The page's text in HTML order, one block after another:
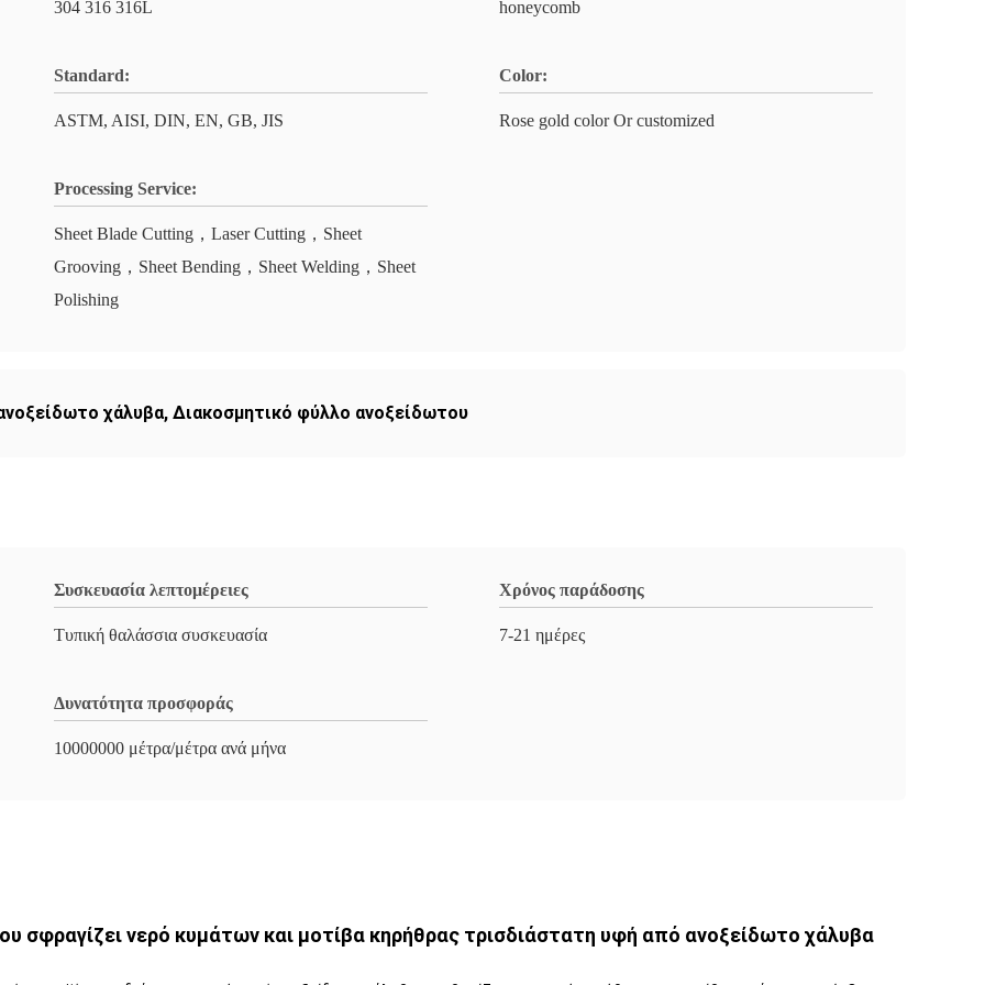
304 316 316L honeycomb
Standard:
ASTM, AISI, DIN, EN, GB, JIS
Color:
Rose gold color Or customized
Processing Service:
Sheet Blade Cutting，Laser Cutting，Sheet
Grooving，Sheet Bending，Sheet Welding，Sheet
Polishing
χάλυβα, Διακοσμητικό φύλλο ανοξείδωτου
Συσκευασία λεπτομέρειες
Τυπική θαλάσσια συσκευασία
Χρόνος παράδοσης
7-21 ημέρες
Δυνατότητα προσφοράς
10000000 μέτρα/μέτρα ανά μήνα
σφραγίζει νερό κυμάτων και μοτίβα κηρήθρας τρισδιάστατη υφή από ανοξείδωτο χάλυβα